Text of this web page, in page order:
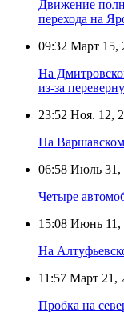
Движение
перехода на
09:32 Март 15,
На
из-за
23:52 Ноя. 12,
На Варшавском
06:58 Июль 31,
Четыре
15:08 Июнь 11,
На
11:57 Март 21,
Пробка на